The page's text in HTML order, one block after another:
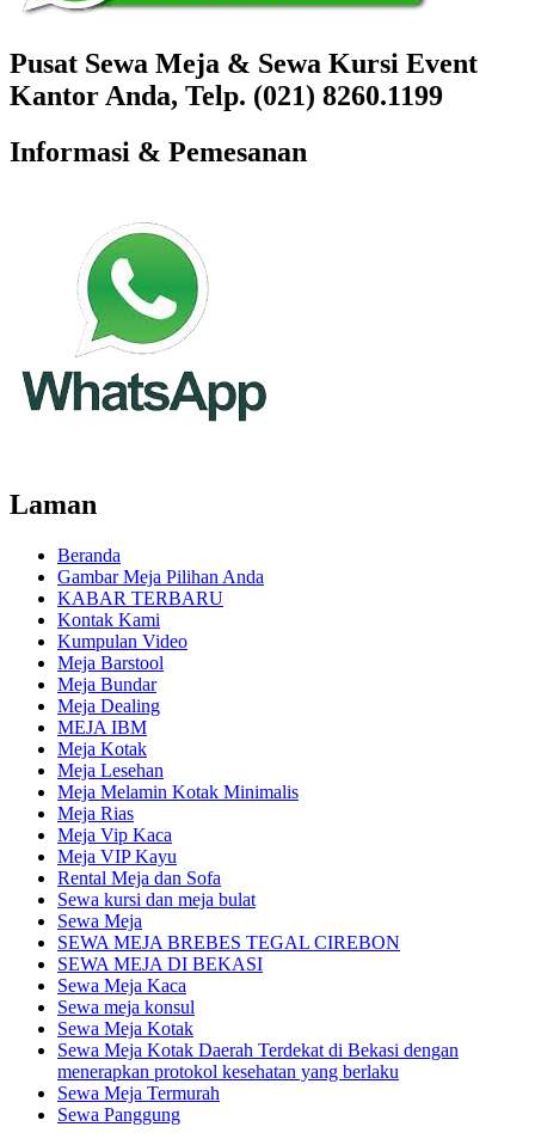
Pusat Sewa Meja & Sewa Kursi Event
Kantor Anda, Telp. (021) 8260.1199
Informasi & Pemesanan
Laman
Beranda
Gambar Meja Pilihan Anda
KABAR TERBARU
Kontak Kami
Kumpulan Video
Meja Barstool
Meja Bundar
Meja Dealing
MEJA IBM
Meja Kotak
Meja Lesehan
Meja Melamin Kotak Minimalis
Meja Rias
Meja Vip Kaca
Meja VIP Kayu
Rental Meja dan Sofa
Sewa kursi dan meja bulat
Sewa Meja
SEWA MEJA BREBES TEGAL CIREBON
SEWA MEJA DI BEKASI
Sewa Meja Kaca
Sewa meja konsul
Sewa Meja Kotak
Sewa Meja Kotak Daerah Terdekat di Bekasi dengan
menerapkan protokol kesehatan yang berlaku
Sewa Meja Termurah
Sewa Panggung